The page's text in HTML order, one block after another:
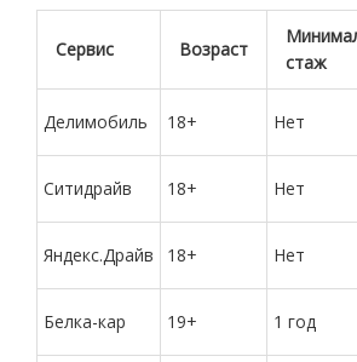
Сервис Возраст
стаж
Делимобиль 18+ Нет
Ситидрайв 18+ Нет
Яндекс.Драйв 18+ Нет
Белка-кар 19+ 1 год